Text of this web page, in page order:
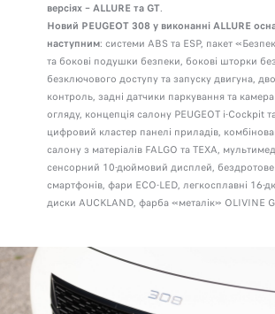
версіях – ALLURE та GT.
Новий PEUGEOT 308 у виконанні ALLURE
наступним: системи ABS та ESP, пакет
та бокові подушки безпеки, бокові шторки
безключового доступу та запуску двигуна,
контроль, задні датчики паркування та
огляду, концепція салону PEUGEOT i-Cockpit
цифровий кластер панелі приладів,
салону з матеріалів FALGO та TEXA,
сенсорний 10-дюймовий дисплей,
смартфонів, фари ECO-LED, легкосплавні 16-
диски AUCKLAND, фарба «металік» OLIVINE